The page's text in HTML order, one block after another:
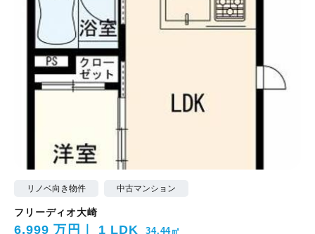
リノベ向き物件 中古マンション
フリーディオ大崎
6,999 万円 1 LDK 34.44㎡